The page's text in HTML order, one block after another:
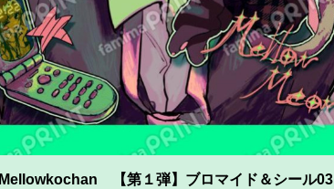
Mellowkochan 【第１弾】ブロマイド＆シール03